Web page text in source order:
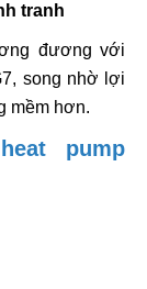
tranh
đương với
song nhờ lợi
mềm hơn.
pump